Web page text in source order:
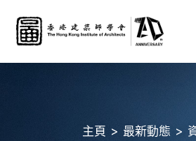
主頁 最新動態